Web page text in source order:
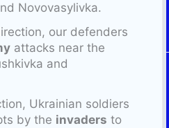
Novovasylivka.
our defenders
attacks near the
and
Ukrainian soldiers
by the invaders to